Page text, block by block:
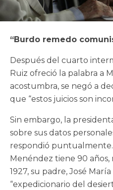
“Burdo remedo
Después del cuarto
Ruiz ofreció la palabra a
acostumbra, se negó a
que “estos juicios son
Sin embargo, la
sobre sus datos
respondió
Menéndez tiene 90 años,
1927, su padre, José
“expedicionario del